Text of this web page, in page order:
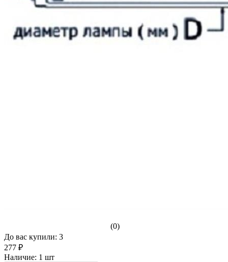
(0)
До вас купили: 3
277 ₽
Наличие: 1 шт